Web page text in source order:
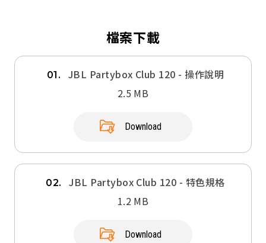
檔案下載
01.
JBL Partybox Club 120 - 操作說明
2.5 MB
Download
02.
JBL Partybox Club 120 - 特色規格
1.2 MB
Download